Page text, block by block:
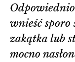
wnieść sporo
zakątka lub
mocno